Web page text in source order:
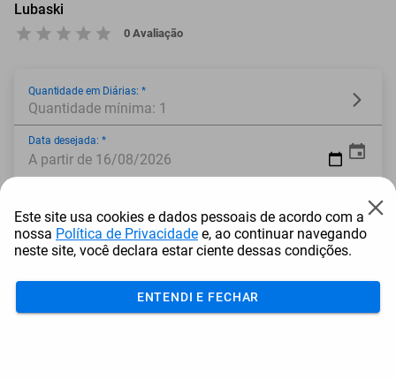
Lubaski
0 Avaliação
Quantidade em Diárias: *
Quantidade mínima: 1
Data desejada: *
A partir de 16/08/2026
Modelo: *
Este site usa cookies e dados pessoais de acordo com a
nossa Política de Privacidade e, ao continuar navegando
neste site, você declara estar ciente dessas condições.
ENTENDI E FECHAR